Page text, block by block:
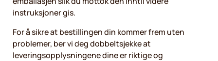
instruksjoner gis.
For å sikre at bestillingen din kommer frem uten
problemer, ber vi deg dobbeltsjekke at
leveringsopplysningene dine er riktige og